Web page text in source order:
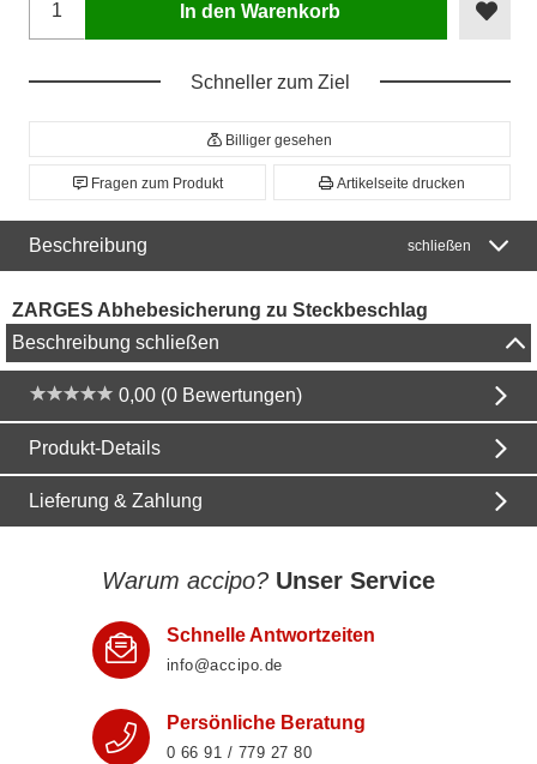
In den Warenkorb
Schneller zum Ziel
Billiger gesehen
Fragen zum Produkt Artikelseite drucken
Beschreibung schließen
ZARGES Abhebesicherung zu Steckbeschlag
Beschreibung schließen
0,00 (0 Bewertungen)
Produkt-Details
Lieferung & Zahlung
Warum accipo? Unser Service
Schnelle Antwortzeiten
info@accipo.de
Persönliche Beratung
0 66 91 / 779 27 80